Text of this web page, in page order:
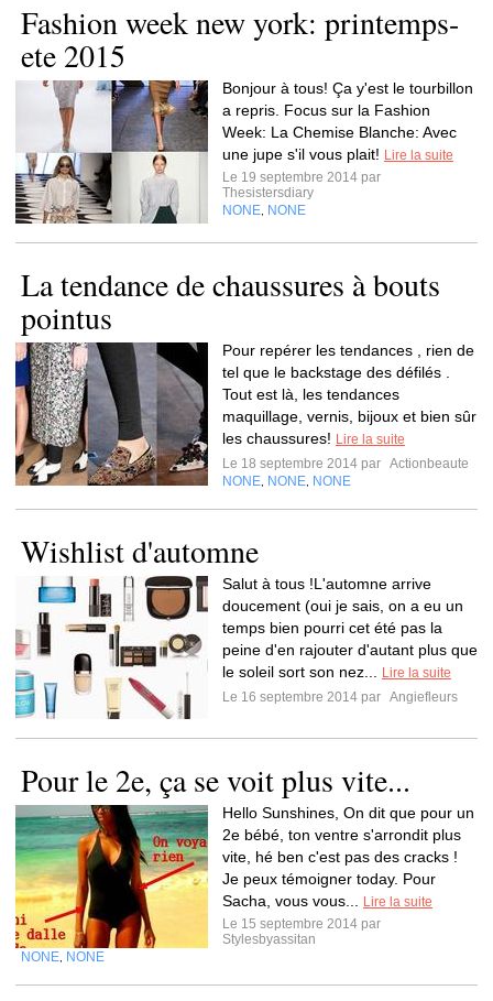
Fashion week new york: printemps-
ete 2015
Bonjour à tous! Ça y'est le tourbillon
a repris. Focus sur la Fashion
Week: La Chemise Blanche: Avec
une jupe s'il vous plait! Lire la suite
Le 19 septembre 2014 par
Thesistersdiary
NONE NONE
La tendance de chaussures à bouts
pointus
Pour repérer les tendances , rien de
tel que le backstage des défilés .
Tout est là, les tendances
maquillage, vernis, bijoux et bien sûr
les chaussures! Lire la suite
Le 18 septembre 2014 par Actionbeaute
NONE NONE NONE
Wishlist d'automne
Salut à tous !L'automne arrive
doucement (oui je sais, on a eu un
temps bien pourri cet été pas la
peine d'en rajouter d'autant plus que
le soleil sort son nez...
Lire la suite
Le 16 septembre 2014 par Angiefleurs
Pour le 2e, ça se voit plus vite...
Hello Sunshines, On dit que pour un
2e bébé, ton ventre s'arrondit plus
vite, hé ben c'est pas des cracks !
Je peux témoigner today. Pour
Sacha, vous vous...
Lire la suite
Le 15 septembre 2014 par
Stylesbyassitan
NONE NONE